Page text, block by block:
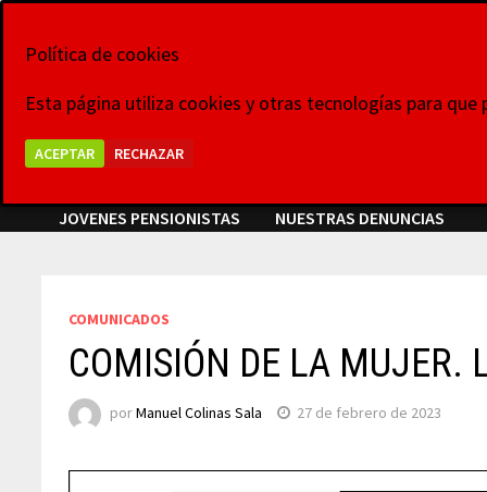
La Voz de las
JOVENES PENSIONISTAS
NUESTRAS DENUNCIAS
COMUNICADOS
COMISIÓN DE LA MUJER.
porManuel Colinas Sala 27 de febrero de 2023
Política de cookies
Esta página utiliza cookies y otras tecnologías para
ACEPTAR RECHAZAR